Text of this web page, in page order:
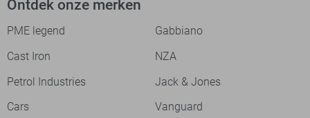
Ontdek onze merken
PME legend
Gabbiano
Cast Iron
NZA
Petrol Industries
Jack & Jones
Cars
Vanguard